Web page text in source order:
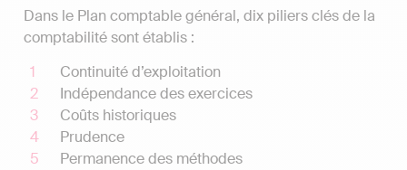
Dans le Plan comptable général, dix piliers clés de la
comptabilité sont établis :
Continuité d’exploitation
Indépendance des exercices
Coûts historiques
Prudence
Permanence des méthodes